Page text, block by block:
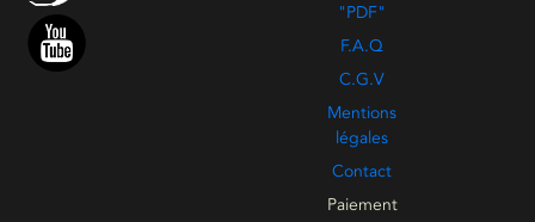
"PDF"
F.A.Q
C.G.V
Mentions
légales
Contact
Paiement